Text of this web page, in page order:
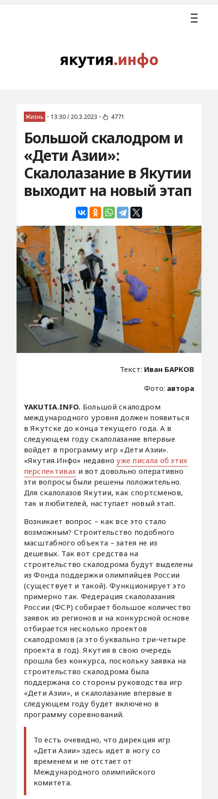
Жизнь • 13:30 / 20.3.2023 • 4771
Большой скалодром и
«Дети Азии»:
Скалолазание в Якутии
выходит на новый этап
Текст: Иван БАРКОВ
Фото: автора
YAKUTIA.INFO. Большой скалодром
международного уровня должен появиться
в Якутске до конца текущего года. А в
следующем году скалолазание впервые
войдет в программу игр «Дети Азии».
«Якутия.Инфо» недавно уже писала об этих
перспективах и вот довольно оперативно
эти вопросы были решены положительно.
Для скалолазов Якутии, как спортсменов,
так и любителей, наступает новый этап.
Возникает вопрос – как все это стало
возможным? Строительство подобного
масштабного объекта – затея не из
дешевых. Так вот средства на
строительство скалодрома будут выделены
из Фонда поддержки олимпийцев России
(существует и такой). Функционирует это
примерно так. Федерация скалолазания
России (ФСР) собирает большое количество
заявок из регионов и на конкурсной основе
отбирается несколько проектов
скалодромов (а это буквально три-четыре
проекта в год). Якутия в свою очередь
прошла без конкурса, поскольку заявка на
строительство скалодрома была
поддержана со стороны руководства игр
«Дети Азии», и скалолазание впервые в
следующем году будет включено в
программу соревнований.
То есть очевидно, что дирекция игр
«Дети Азии» здесь идет в ногу со
временем и не отстает от
Международного олимпийского
комитета.